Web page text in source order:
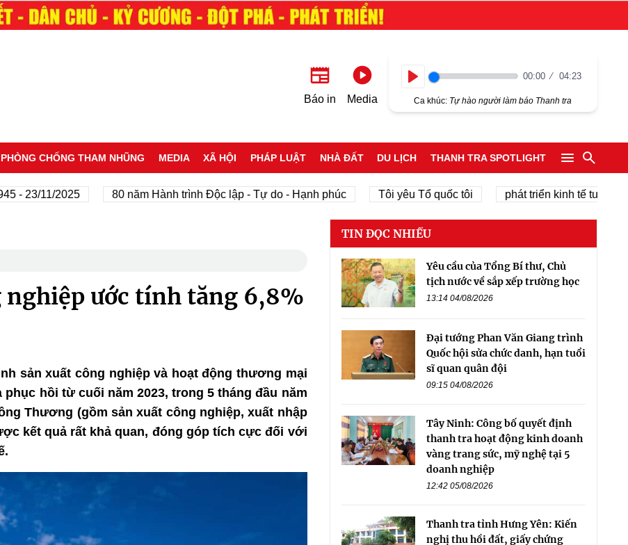
Báo in Media
00:00 04:23
Ca khúc: Tự hào người làm báo Thanh tra
PHÒNG CHỐNG THAM NHŨNG MEDIA XÃ HỘI PHÁP LUẬT NHÀ ĐẤT DU LỊCH THANH TRA SPOTLIGHT
11/2025 80 năm Hành trình Độc lập - Tự do - Hạnh phúc Tôi yêu Tổ quốc tôi phát triển kinh tế tư nhân
nghiệp ước tính tăng 6,8%
sản xuất công nghiệp và hoạt động thương mại
phục hồi từ cuối năm 2023, trong 5 tháng đầu năm
Thương (gồm sản xuất công nghiệp, xuất nhập
kết quả rất khả quan, đóng góp tích cực đối với
TIN ĐỌC NHIỀU
Yêu cầu của Tổng Bí thư, Chủ
tịch nước về sắp xếp trường học
13:14 04/08/2026
Đại tướng Phan Văn Giang trình
Quốc hội sửa chức danh, hạn tuổi
sĩ quan quân đội
09:15 04/08/2026
Tây Ninh: Công bố quyết định
thanh tra hoạt động kinh doanh
vàng trang sức, mỹ nghệ tại 5
doanh nghiệp
12:42 05/08/2026
Thanh tra tỉnh Hưng Yên: Kiến
nghị thu hồi đất, giấy chứng